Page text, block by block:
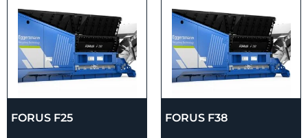
FORUS F25 FORUS F38